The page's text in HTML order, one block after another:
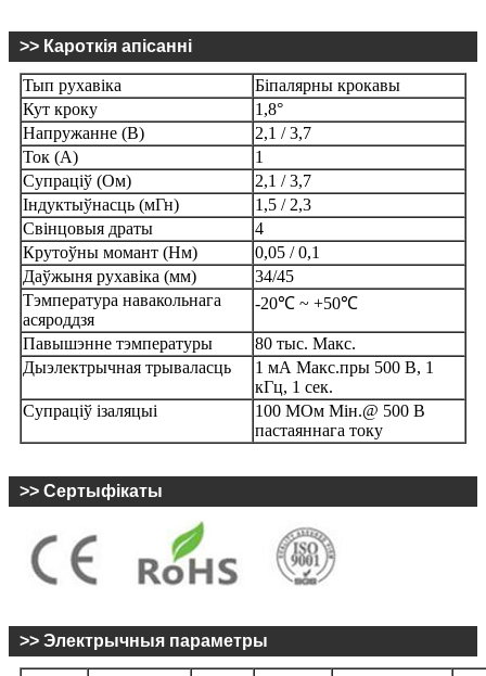
>> Кароткія апісанні
Тып рухавіка
Біпалярны крокавы
Кут кроку
1,8°
Напружанне (В)
2,1 / 3,7
Ток (А)
1
Супраціў (Ом)
2,1 / 3,7
Індуктыўнасць (мГн)
1,5 / 2,3
Свінцовыя драты
4
Крутоўны момант (Нм)
0,05 / 0,1
Даўжыня рухавіка (мм)
34/45
Тэмпература навакольнага
асяроддзя
-20℃ ~ +50℃
Павышэнне тэмпературы
80 тыс. Макс.
Дыэлектрычная трываласць
1 мА Макс.пры 500 В, 1
кГц, 1 сек.
Супраціў ізаляцыі
100 МОм Мін.@ 500 В
пастаяннага току
>> Сертыфікаты
>> Электрычныя параметры